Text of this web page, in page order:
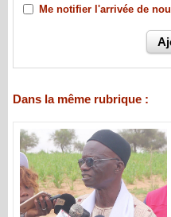
Me notifier l'arrivée de
Dans la même rubrique :